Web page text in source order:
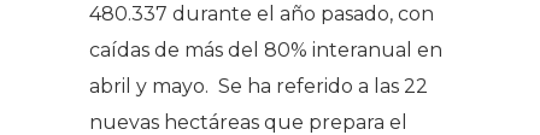
480.337 durante el año pasado, con
caídas de más del 80% interanual en
abril y mayo. Se ha referido a las 22
nuevas hectáreas que prepara el